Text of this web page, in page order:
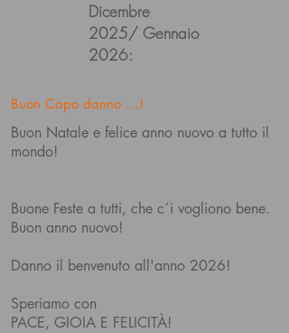
Dicembre
2025/ Gennaio
2026:
Buon Capo danno ...!
Buon Natale e felice anno nuovo a tutto il
mondo!
Buone Feste a tutti, che c´i vogliono bene.
Buon anno nuovo!
Danno il benvenuto all'anno 2026!
Speriamo con
PACE, GIOIA E FELICITÀ!